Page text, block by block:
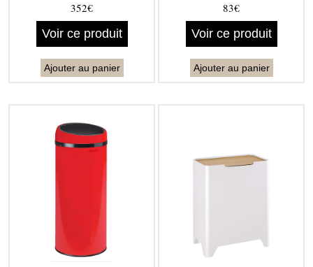
352€
Voir ce produit
Ajouter au panier
83€
Voir ce produit
Ajouter au panier